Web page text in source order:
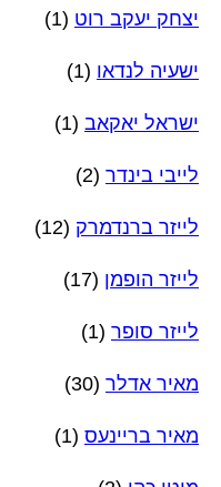
יצחק יעקב רוט (1)
ישעיה לנדאו (1)
ישראל יאקאב (1)
לייבי בינדר (2)
לייזר ברנדמרק (12)
לייזר הופמן (17)
לייזר סופר (1)
מאיר אדלר (30)
מאיר בריינעס (1)